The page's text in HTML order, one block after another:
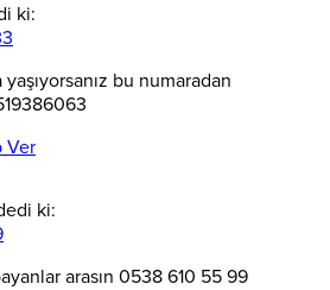
ki:
bu numaradan
Ver
ki:
arasın 0538 610 55 99